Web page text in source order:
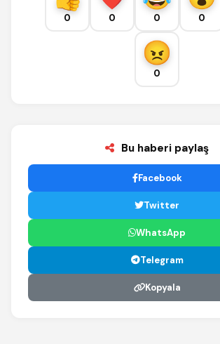
0 0 0 0
0
Bu haberi paylaş
Facebook
Twitter
WhatsApp
Telegram
Kopyala